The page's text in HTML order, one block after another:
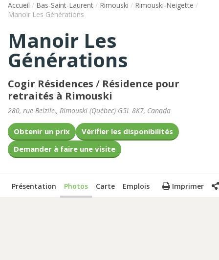
Accueil / Bas-Saint-Laurent / Rimouski / Rimouski-Neigette /
Manoir Les Générations
Manoir Les
Générations
Cogir Résidences / Résidence pour
retraités à Rimouski
280, rue Belzile,, Rimouski (Québec) G5L 8K7, Canada
Obtenir un prix
Vérifier les disponibilités
Demander à faire une visite
Présentation Photos Carte Emplois Imprimer